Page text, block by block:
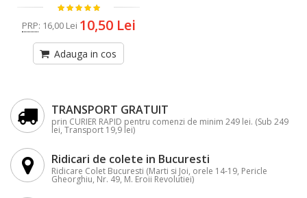
PRP: 16,00 Lei 10,50 Lei
Adauga in cos
TRANSPORT GRATUIT
prin CURIER RAPID pentru comenzi de minim 249 lei. (Sub 249
lei, Transport 19,9 lei)
Ridicari de colete in Bucuresti
Ridicare Colet Bucuresti (Marti si Joi, orele 14-19, Pericle
Gheorghiu, Nr. 49, M. Eroii Revolutiei)